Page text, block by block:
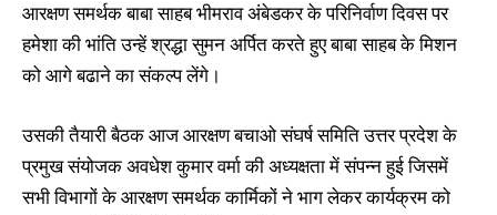
आरक्षण समर्थक बाबा साहब भीमराव अंबेडकर के परिनिर्वाण दिवस पर
हमेशा की भांति उन्हें श्रद्धा सुमन अर्पित करते हुए बाबा साहब के मिशन
को आगे बढाने का संकल्प लेंगे।
उसकी तैयारी बैठक आज आरक्षण बचाओ संघर्ष समिति उत्तर प्रदेश के
प्रमुख संयोजक अवधेश कुमार वर्मा की अध्यक्षता में संपन्न हुई जिसमें
सभी विभागों के आरक्षण समर्थक कार्मिकों ने भाग लेकर कार्यक्रम को